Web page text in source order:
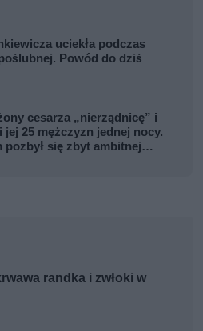
uciekła podczas
Powód do dziś
cesarza „nierządnicę” i
jej 25 mężczyzn jednej nocy.
pozbył się zbyt ambitnej
randka i zwłoki w